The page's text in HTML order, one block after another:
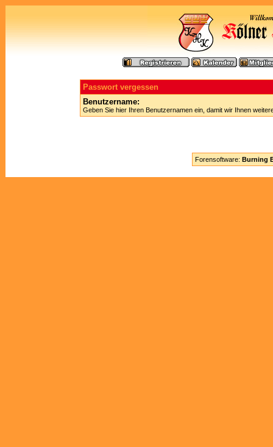
Passwort vergessen
Benutzername:
Geben Sie hier Ihren Benutzernamen ein, damit wir Ihnen
Forensoftware: Burning